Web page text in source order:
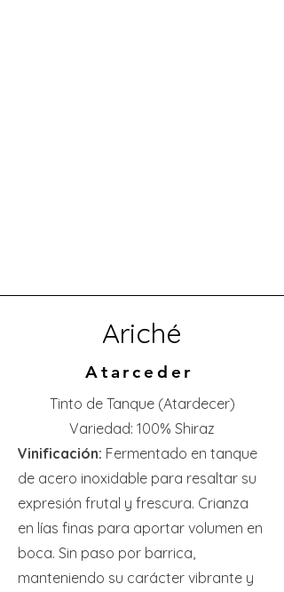
Ariché
Atarceder
Tinto de Tanque (Atardecer)
Variedad: 100% Shiraz
Vinificación: Fermentado en tanque
de acero inoxidable para resaltar su
expresión frutal y frescura. Crianza
en lías finas para aportar volumen en
boca. Sin paso por barrica,
manteniendo su carácter vibrante y